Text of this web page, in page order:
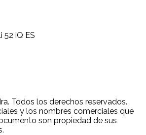
52 iQ ES
Todos los derechos reservados.
y los nombres comerciales que
son propiedad de sus